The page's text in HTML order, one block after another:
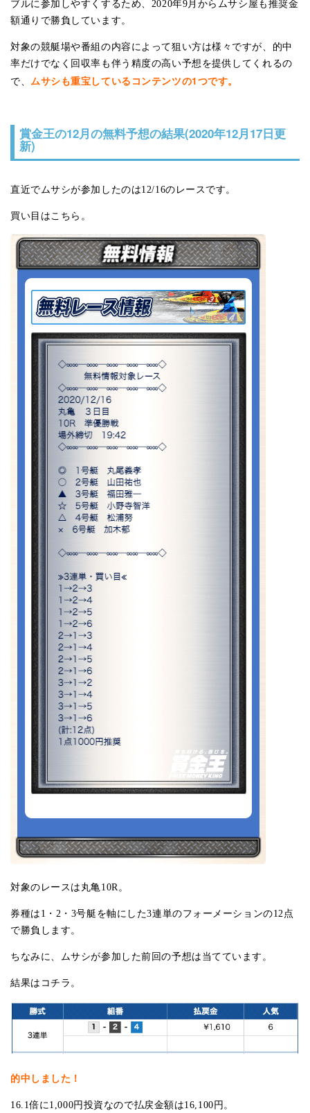
ブルに参加しやすくするため、2020年9月からムサシ屋も推奨金
額通りで勝負しています。
対象の競艇場や番組の内容によって狙い方は様々ですが、的中
率だけでなく回収率も伴う精度の高い予想を提供してくれるの
で、 ムサシも重宝しているコンテンツの1つです。
賞金王の12月の無料予想の結果(2020年12月17日更
新)
直近でムサシが参加したのは12/16のレースです。
買い目はこちら。
対象のレースは丸亀10R。
券種は1・2・3号艇を軸にした3連単のフォーメーションの12点
で勝負します。
ちなみに、ムサシが参加した前回の予想は当てています。
結果はコチラ。
的中しました！
16.1倍に1,000円投資なので払戻金額は16,100円。